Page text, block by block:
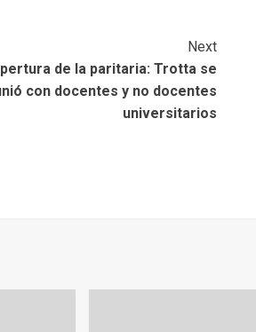
Next
de la paritaria: Trotta se
con docentes y no docentes
universitarios